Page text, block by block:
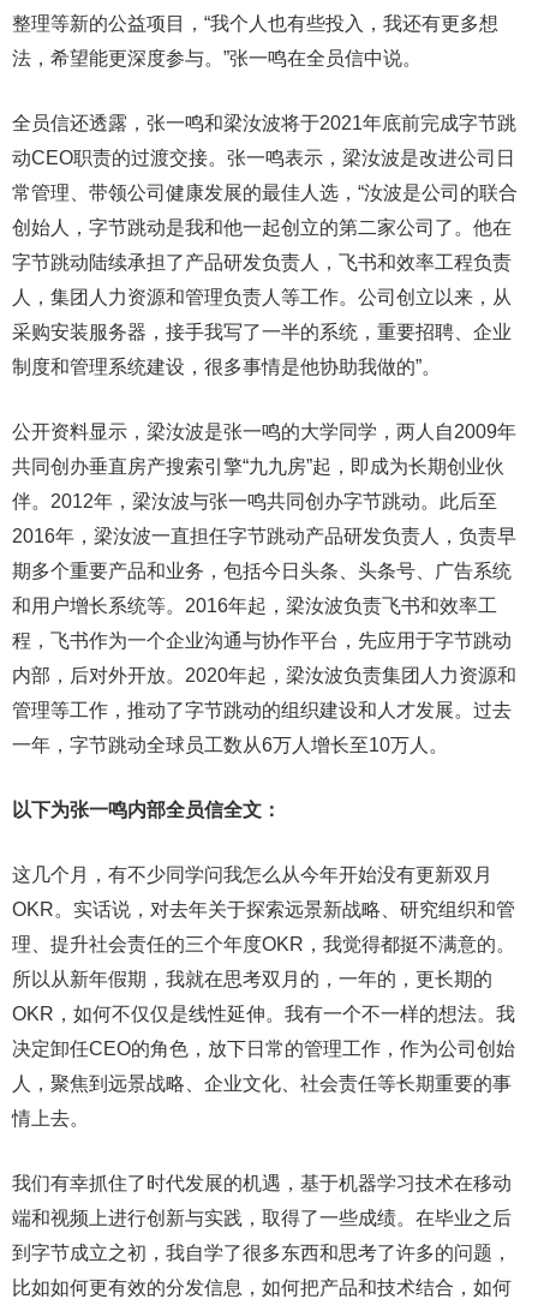
整理等新的公益项目，“我个人也有些投入，我还有更多想
法，希望能更深度参与。”张一鸣在全员信中说。
全员信还透露，张一鸣和梁汝波将于2021年底前完成字节跳
动CEO职责的过渡交接。张一鸣表示，梁汝波是改进公司日
常管理、带领公司健康发展的最佳人选，“汝波是公司的联合
创始人，字节跳动是我和他一起创立的第二家公司了。他在
字节跳动陆续承担了产品研发负责人，飞书和效率工程负责
人，集团人力资源和管理负责人等工作。公司创立以来，从
采购安装服务器，接手我写了一半的系统，重要招聘、企业
制度和管理系统建设，很多事情是他协助我做的”。
公开资料显示，梁汝波是张一鸣的大学同学，两人自2009年
共同创办垂直房产搜索引擎“九九房”起，即成为长期创业伙
伴。2012年，梁汝波与张一鸣共同创办字节跳动。此后至
2016年，梁汝波一直担任字节跳动产品研发负责人，负责早
期多个重要产品和业务，包括今日头条、头条号、广告系统
和用户增长系统等。2016年起，梁汝波负责飞书和效率工
程，飞书作为一个企业沟通与协作平台，先应用于字节跳动
内部，后对外开放。2020年起，梁汝波负责集团人力资源和
管理等工作，推动了字节跳动的组织建设和人才发展。过去
一年，字节跳动全球员工数从6万人增长至10万人。
以下为张一鸣内部全员信全文：
这几个月，有不少同学问我怎么从今年开始没有更新双月
OKR。实话说，对去年关于探索远景新战略、研究组织和管
理、提升社会责任的三个年度OKR，我觉得都挺不满意的。
所以从新年假期，我就在思考双月的，一年的，更长期的
OKR，如何不仅仅是线性延伸。我有一个不一样的想法。我
决定卸任CEO的角色，放下日常的管理工作，作为公司创始
人，聚焦到远景战略、企业文化、社会责任等长期重要的事
情上去。
我们有幸抓住了时代发展的机遇，基于机器学习技术在移动
端和视频上进行创新与实践，取得了一些成绩。在毕业之后
到字节成立之初，我自学了很多东西和思考了许多的问题，
比如如何更有效的分发信息，如何把产品和技术结合，如何